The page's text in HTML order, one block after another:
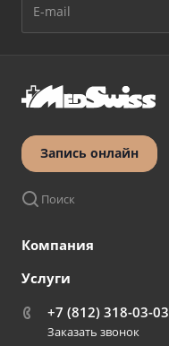
Запись онлайн
Поиск
Компания
Услуги
+7 (812) 318-03-03
Заказать звонок